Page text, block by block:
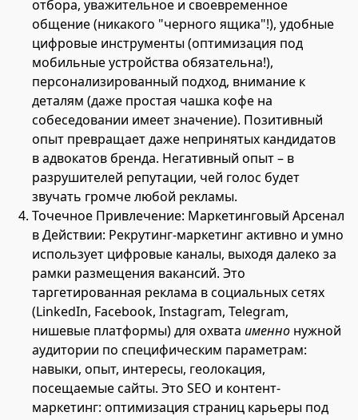
отбора, уважительное и своевременное
общение (никакого "черного ящика"!), удобные
цифровые инструменты (оптимизация под
мобильные устройства обязательна!),
персонализированный подход, внимание к
деталям (даже простая чашка кофе на
собеседовании имеет значение). Позитивный
опыт превращает даже непринятых кандидатов
в адвокатов бренда. Негативный опыт – в
разрушителей репутации, чей голос будет
звучать громче любой рекламы.
Точечное Привлечение: Маркетинговый Арсенал
в Действии: Рекрутинг-маркетинг активно и умно
использует цифровые каналы, выходя далеко за
рамки размещения вакансий. Это
таргетированная реклама в социальных сетях
(LinkedIn, Facebook, Instagram, Telegram,
нишевые платформы) для охвата именно нужной
аудитории по специфическим параметрам:
навыки, опыт, интересы, геолокация,
посещаемые сайты. Это SEO и контент-
маркетинг: оптимизация страниц карьеры под